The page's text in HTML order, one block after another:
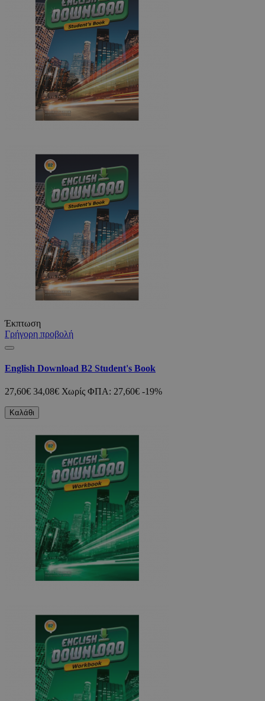
Έκπτωση
Γρήγορη προβολή
English Download B2 Student's Book
27,60€ 34,08€ Χωρίς ΦΠΑ: 27,60€ -19%
Καλάθι